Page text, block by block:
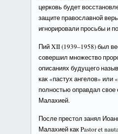
церковь будет
защите православной
игнорировали просьбы и
Пий XII (1939–1958) был
совершил множество
описаниях будущего
как «пастух ангелов» или
полностью оправдал свое
Малахией.
После престол занял
Малахией как Pastor et